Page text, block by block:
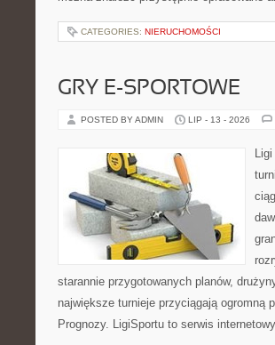
CATEGORIES: NIERUCHOMOŚCI
GRY E-SPORTOWE
POSTED BY ADMIN LIP - 13 - 2026
starannie przygotowanych planów,
największe turnieje przyciągają
Prognozy. LigiSportu to serwis